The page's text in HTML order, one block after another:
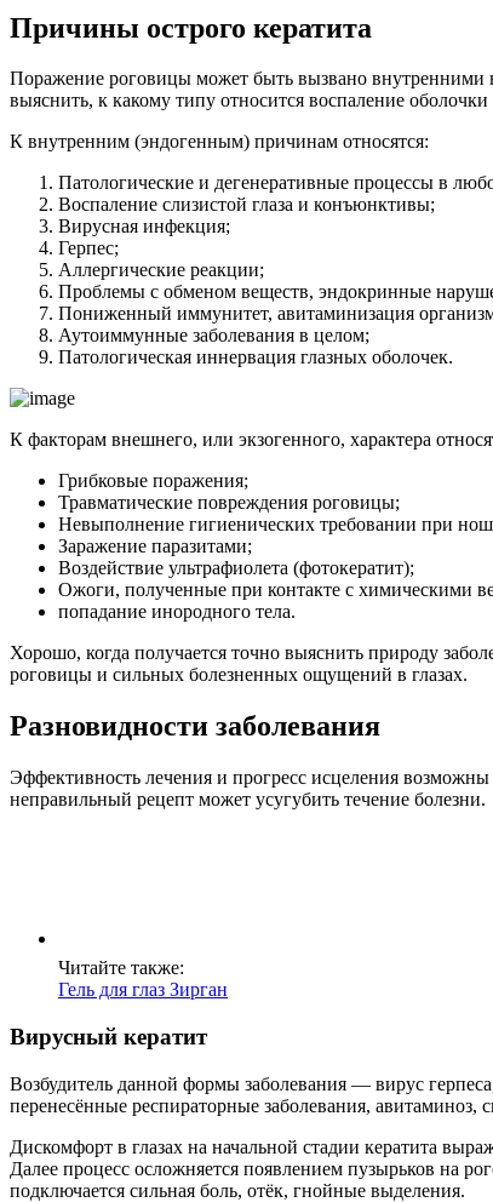
Причины острого кератита
Поражение роговицы может быть вызвано внутренними
выяснить, к какому типу относится воспаление оболочки
К внутренним (эндогенным) причинам относятся:
Патологические и дегенеративные процессы в
Воспаление слизистой глаза и конъюнктивы;
Вирусная инфекция;
Герпес;
Аллергические реакции;
Проблемы с обменом веществ, эндокринные
Пониженный иммунитет, авитаминизация
Аутоиммунные заболевания в целом;
Патологическая иннервация глазных оболочек.
К факторам внешнего, или экзогенного, характера
Грибковые поражения;
Травматические повреждения роговицы;
Невыполнение гигиенических требовании при
Заражение паразитами;
Воздействие ультрафиолета (фотокератит);
Ожоги, полученные при контакте с химическими
попадание инородного тела.
Хорошо, когда получается точно выяснить природу
роговицы и сильных болезненных ощущений в глазах.
Разновидности заболевания
Эффективность лечения и прогресс исцеления
неправильный рецепт может усугубить течение болезни.
Читайте также:
Гель для глаз Зирган
Вирусный кератит
Возбудитель данной формы заболевания — вирус
перенесённые респираторные заболевания,
Дискомфорт в глазах на начальной стадии кератита
Далее процесс осложняется появлением пузырьков на
подключается сильная боль, отёк, гнойные выделения.